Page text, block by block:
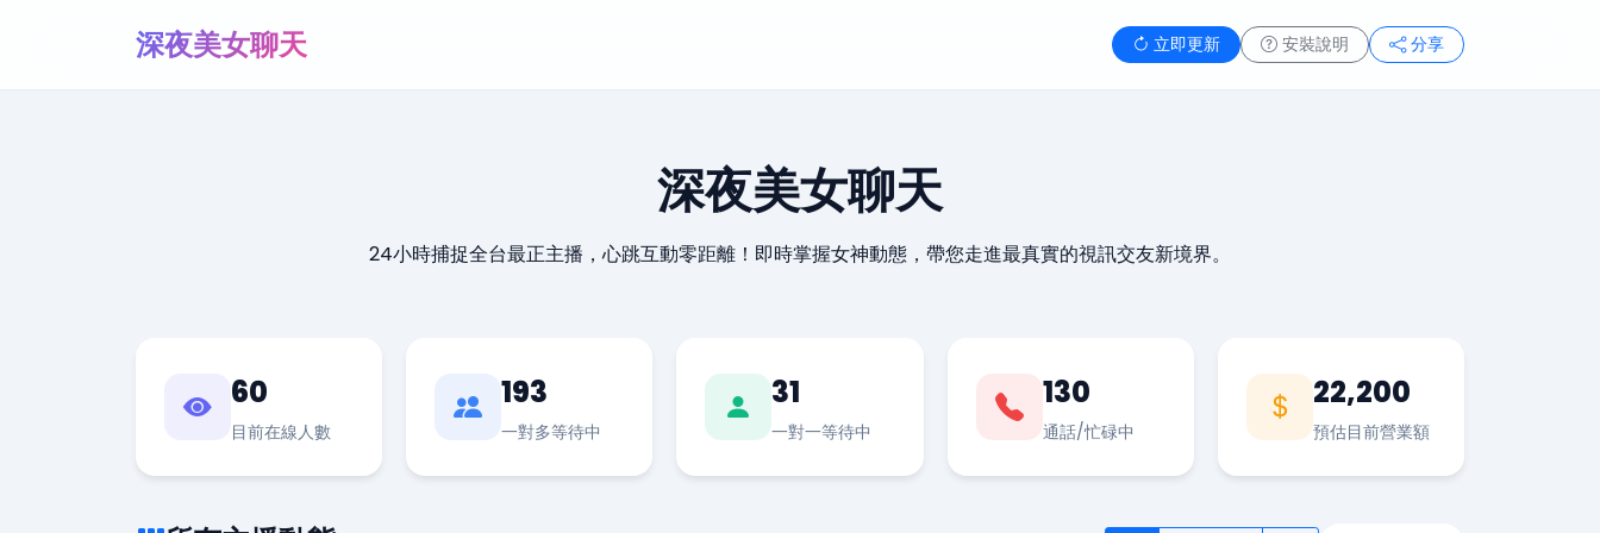
深夜美女聊天 立即更新 安裝說明 分享
深夜美女聊天
24小時捕捉全台最正主播，心跳互動零距離！即時掌握女神動態，帶您走進最真實的視訊交友新境界。
60
目前在線人數
193
一對多等待中
31
一對一等待中
130
通話/忙碌中
22,200
預估目前營業額